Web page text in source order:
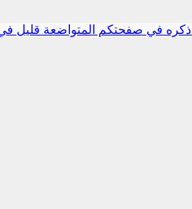
في صفحتكم المتواضعة قليل